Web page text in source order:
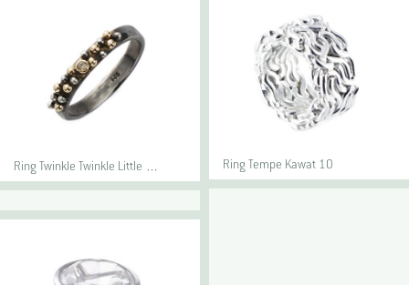
Ring Twinkle Twinkle Little … Ring Tempe Kawat 10